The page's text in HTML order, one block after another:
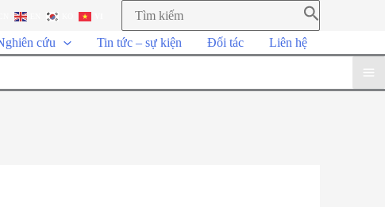
cứu Tin tức – sự kiện Đối tác Liên hệ